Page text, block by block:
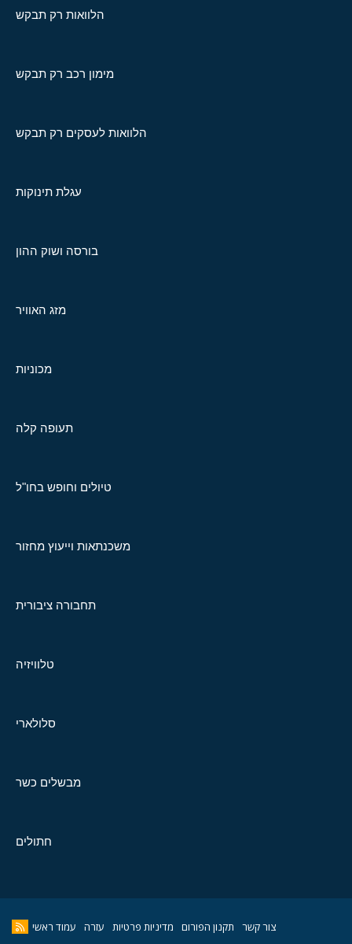
הלוואות רק תבקש
מימון רכב רק תבקש
הלוואות לעסקים רק תבקש
עגלת תינוקות
בורסה ושוק ההון
מזג האוויר
מכוניות
תעופה קלה
טיולים וחופש בחו"ל
משכנתאות וייעוץ מחזור
תחבורה ציבורית
טלוויזיה
סלולארי
מבשלים כשר
חתולים
צור קשר תקנון הפורום מדיניות פרטיות עזרה עמוד ראשי